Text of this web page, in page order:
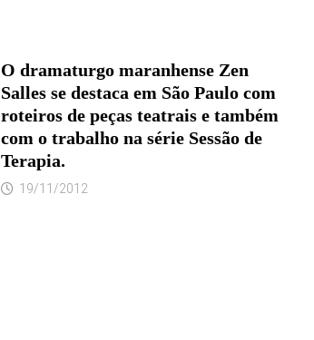
O dramaturgo maranhense Zen
Salles se destaca em São Paulo com
roteiros de peças teatrais e também
com o trabalho na série Sessão de
Terapia.
19/11/2012